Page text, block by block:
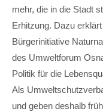
mehr, die in die Stadt
Erhitzung. Dazu
Bürgerinitiative
des Umweltforum
Politik für die
Als
und geben deshalb